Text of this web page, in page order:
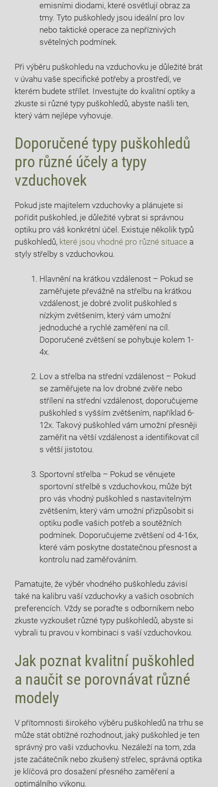
emisními diodami, které osvětlují obraz za
tmy. Tyto puškohledy jsou ideální pro lov
nebo taktické operace za nepříznivých
světelných podmínek.
Při výběru puškohledu na vzduchovku je důležité brát
v úvahu vaše specifické potřeby a prostředí, ve
kterém budete střílet. Investujte do kvalitní optiky a
zkuste si různé typy puškohledů, abyste našli ten,
který vám nejlépe vyhovuje.
Doporučené typy puškohledů
pro různé účely a typy
vzduchovek
Pokud jste majitelem vzduchovky a plánujete si
pořídit puškohled, je důležité vybrat si správnou
optiku pro váš konkrétní účel. Existuje několik typů
puškohledů, které jsou vhodné pro různé situace a
styly střelby s vzduchovkou.
Hlavnění na krátkou vzdálenost – Pokud se
zaměřujete převážně na střelbu na krátkou
vzdálenost, je dobré zvolit puškohled s
nízkým zvětšením, který vám umožní
jednoduché a rychlé zaměření na cíl.
Doporučené zvětšení se pohybuje kolem 1-
4x.
Lov a střelba na střední vzdálenost – Pokud
se zaměřujete na lov drobné zvěře nebo
střílení na střední vzdálenost, doporučujeme
puškohled s vyšším zvětšením, například 6-
12x. Takový puškohled vám umožní přesněji
zaměřit na větší vzdálenost a identifikovat cíl
s větší jistotou.
Sportovní střelba – Pokud se věnujete
sportovní střelbě s vzduchovkou, může být
pro vás vhodný puškohled s nastavitelným
zvětšením, který vám umožní přizpůsobit si
optiku podle vašich potřeb a soutěžních
podmínek. Doporučujeme zvětšení od 4-16x,
které vám poskytne dostatečnou přesnost a
kontrolu nad zaměřováním.
Pamatujte, že výběr vhodného puškohledu závisí
také na kalibru vaší vzduchovky a vašich osobních
preferencích. Vždy se poraďte s odborníkem nebo
zkuste vyzkoušet různé typy puškohledů, abyste si
vybrali tu pravou v kombinaci s vaší vzduchovkou.
Jak poznat kvalitní puškohled
a naučit se porovnávat různé
modely
V přítomnosti širokého výběru puškohledů na trhu se
může stát obtížné rozhodnout, jaký puškohled je ten
správný pro vaši vzduchovku. Nezáleží na tom, zda
jste začátečník nebo zkušený střelec, správná optika
je klíčová pro dosažení přesného zaměření a
optimálního výkonu.